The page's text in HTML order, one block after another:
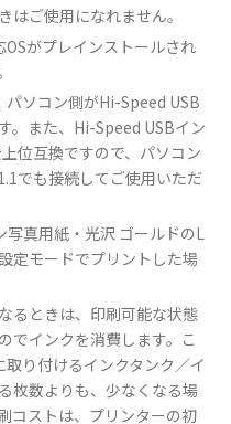
はご使用になれません。
がプレインストールされ
ソコン側がHi-Speed USB
。また、Hi-Speed USBイン
位互換ですので、パソコン
でも接続してご使用いただ
写真用紙・光沢 ゴールドのL
定モードでプリントした場
るときは、印刷可能な状態
でインクを消費します。こ
り付けるインクタンク／イ
枚数よりも、少なくなる場
コストは、プリンターの初